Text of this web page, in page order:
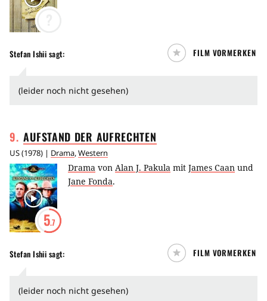
Stefan Ishii sagt: FILM VORMERKEN
(leider noch nicht gesehen)
9. AUFSTAND DER AUFRECHTEN
US(1978) | Drama,Western
5.7
Drama von Alan J. Pakula mit James Caan und
Jane Fonda.
Stefan Ishii sagt: FILM VORMERKEN
(leider noch nicht gesehen)